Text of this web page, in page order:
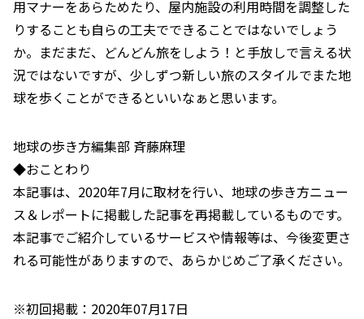
用マナーをあらためたり、屋内施設の利用時間を調整した
りすることも自らの工夫でできることではないでしょう
か。まだまだ、どんどん旅をしよう！と手放しで言える状
況ではないですが、少しずつ新しい旅のスタイルでまた地
球を歩くことができるといいなぁと思います。
地球の歩き方編集部 斉藤麻理
◆おことわり
本記事は、2020年7月に取材を行い、地球の歩き方ニュー
ス＆レポートに掲載した記事を再掲載しているものです。
本記事でご紹介しているサービスや情報等は、今後変更さ
れる可能性がありますので、あらかじめご了承ください。
※初回掲載：2020年07月17日